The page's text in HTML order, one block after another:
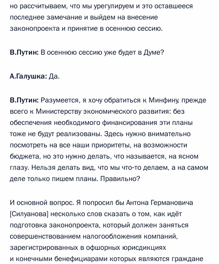
но рассчитываем, что мы урегулируем и это оставшееся
последнее замечание и выйдем на внесение
законопроекта и принятие в осеннюю сессию.
В.Путин: В осеннюю сессию уже будет в Думе?
А.Галушка: Да.
В.Путин: Разумеется, я хочу обратиться к Минфину, прежде
всего к Министерству экономического развития: без
обеспечения необходимого финансирования эти планы
тоже не будут реализованы. Здесь нужно внимательно
посмотреть на все наши приоритеты, на возможности
бюджета, но это нужно делать, что называется, на ясном
глазу. Нельзя делать вид, что мы что‑то делаем, а на самом
деле только пишем планы. Правильно?
И основной вопрос. Я попросил бы Антона Германовича
[Силуанова] несколько слов сказать о том, как идёт
подготовка законопроекта, который должен заняться
совершенствованием налогообложения компаний,
зарегистрированных в офшорных юрисдикциях
и конечными бенефициарами которых являются граждане